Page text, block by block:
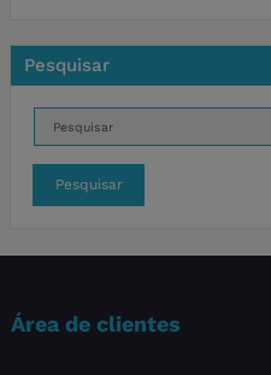
Pesquisar
Pesquisar
Área de clientes